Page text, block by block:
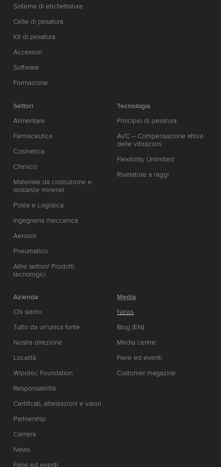
Sistema di etichettatura
Celle di pesatura
Kit di pesatura
Accessori
Software
Formazione
Settori
Alimentare
Farmaceutica
Cosmetica
Chimico
Materiale da costruzione e
sostanze minerali
Posta e Logistica
Ingegneria meccanica
Aerosol
Pneumatico
Altre settori/ Prodotti
tecnologici
Tecnologia
Principio di pesatura
AVC – Compensazione attiva
delle vibrazioni
Flexibility Unlimited
Rivelatore a raggi
Azienda
Chi siamo
Tutto da un’unica fonte
Nostra direzione
Località
Wipotec Foundation
Responsabilità
Certificati, attestazioni e valori
Partnership
Carriera
News
Fiere ed eventi
Media
News
Blog (EN)
Media centre
Fiere ed eventi
Customer magazine